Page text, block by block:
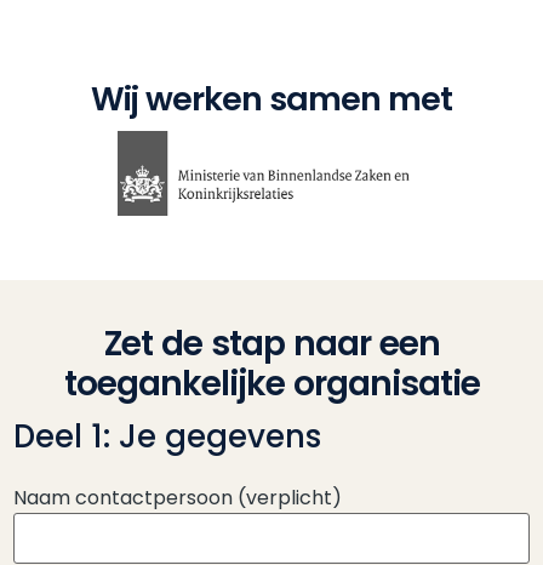
Wij werken samen met
Zet de stap naar een
toegankelijke organisatie
Deel 1: Je gegevens
Naam contactpersoon (verplicht)